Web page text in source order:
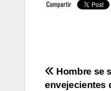
Hombre se
envejecientes